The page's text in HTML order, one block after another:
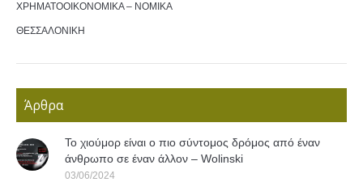
ΧΡΗΜΑΤΟΟΙΚΟΝΟΜΙΚΑ – ΝΟΜΙΚΑ
ΘΕΣΣΑΛΟΝΙΚΗ
Άρθρα
Το χιούμορ είναι ο πιο σύντομος δρόμος από έναν
άνθρωπο σε έναν άλλον – Wolinski
03/06/2024